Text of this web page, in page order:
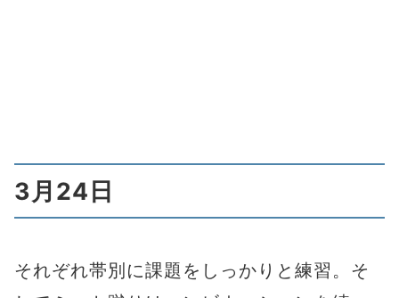
3月24日
それぞれ帯別に課題をしっかりと練習。そ